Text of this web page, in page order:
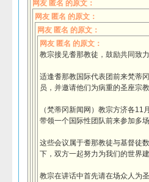
网友 匿名 的原文：
网友 匿名 的原文：
网友 匿名 的原文：
网友 匿名 的原文：
教宗接见耆那教徒，鼓励共同致
适逢耆那教国际代表团前来梵蒂
员，并邀请他们为病重的圣座宗
（梵蒂冈新闻网）教宗方济各
带领一个国际性团队前来参加多
这些会议属于耆那教徒与基督徒
下，双方一起努力为我们的世界
教宗在讲话中首先请在场众人为